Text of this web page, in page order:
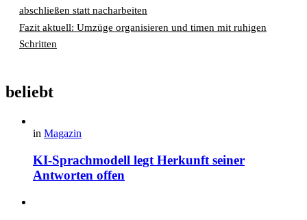
abschließen statt nacharbeiten
Fazit aktuell: Umzüge organisieren und timen mit ruhigen
Schritten
beliebt
in Magazin
KI-Sprachmodell legt Herkunft seiner
Antworten offen